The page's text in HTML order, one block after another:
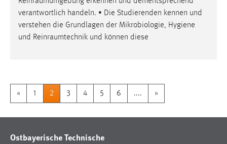
verantwortlich handeln. • Die Studierenden kennen und
verstehen die Grundlagen der Mikrobiologie, Hygiene
und Reinraumtechnik und können diese
« 1 2 3 4 5 6 .... »
Ostbayerische Technische